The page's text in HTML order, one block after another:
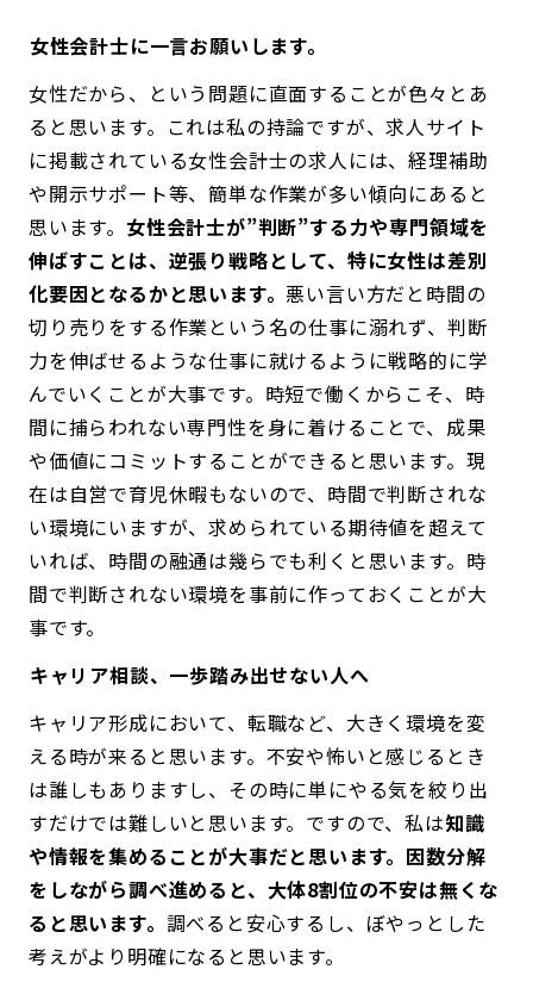
――女性会計士に一言お願いします。
女性だから、という問題に直面することが色々とあ
ると思います。これは私の持論ですが、求人サイト
に掲載されている女性会計士の求人には、経理補助
や開示サポート等、簡単な作業が多い傾向にあると
思います。 女性会計士が”判断”する力や専門領域を
伸ばすことは、逆張り戦略として、特に女性は差別
化要因となるかと思います。悪い言い方だと時間の
切り売りをする作業という名の仕事に溺れず、判断
力を伸ばせるような仕事に就けるように戦略的に学
んでいくことが大事です。時短で働くからこそ、時
間に捕らわれない専門性を身に着けることで、成果
や価値にコミットすることができると思います。現
在は自営で育児休暇もないので、時間で判断されな
い環境にいますが、求められている期待値を超えて
いれば、時間の融通は幾らでも利くと思います。時
間で判断されない環境を事前に作っておくことが大
事です。
――キャリア相談、一歩踏み出せない人へ
キャリア形成において、転職など、大きく環境を変
える時が来ると思います。不安や怖いと感じるとき
は誰しもありますし、その時に単にやる気を絞り出
すだけでは難しいと思います。ですので、私は知識
や情報を集めることが大事だと思います。因数分解
をしながら調べ進めると、大体8割位の不安は無くな
ると思います。 調べると安心するし、ぼやっとした
考えがより明確になると思います。